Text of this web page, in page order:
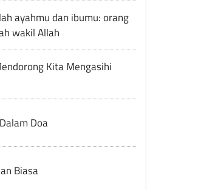
ayahmu dan ibumu: orang
wakil Allah
Kita Mengasihi
Doa
Biasa